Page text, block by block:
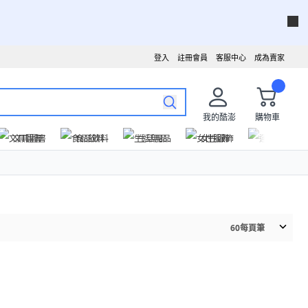
成為賣家
客服中心
註冊會員
登入
我的酷澎
購物車
文具圖書
食品飲料 生活用品 女性服飾
60每頁筆